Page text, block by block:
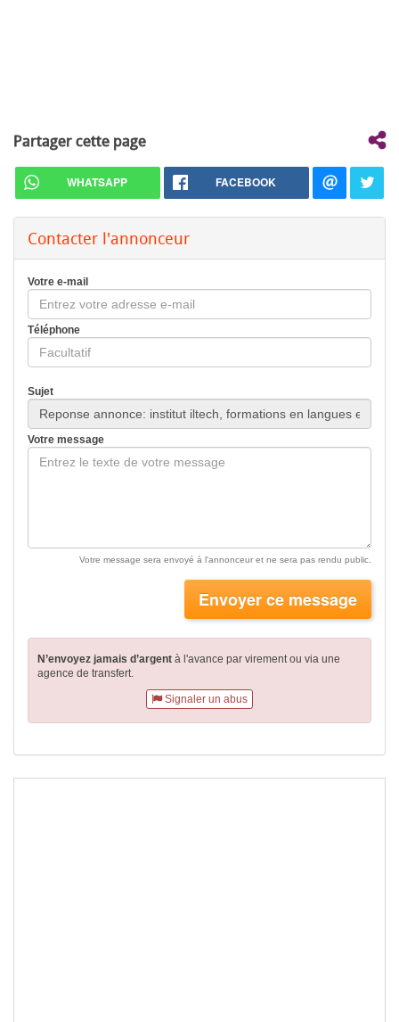
Partager cette page
WHATSAPP FACEBOOK
Contacter l'annonceur
Votre e-mail
Téléphone
Sujet
Votre message
Votre message sera envoyé à l'annonceur et ne sera pas rendu public.
Envoyer ce message
N’envoyez jamais d’argent à l'avance par virementou via une
agence de transfert.
Signaler un abus